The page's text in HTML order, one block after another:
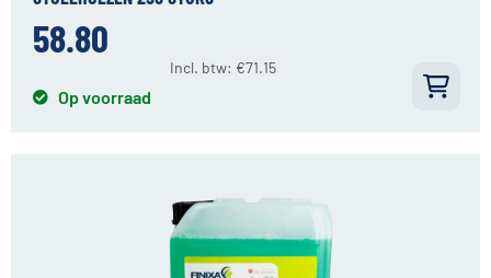
58.80
Incl. btw: €71.15
Op voorraad